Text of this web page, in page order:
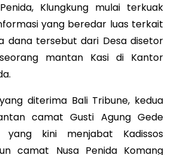
Klungkung mulai terkuak
yang beredar luas terkait
dana tersebut dari Desa disetor
mantan Kasi di Kantor
diterima Bali Tribune, kedua
camat Gusti Agung Gede
yang kini menjabat Kadissos
camat Nusa Penida Komang